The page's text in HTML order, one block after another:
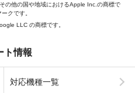
の他の国や地域におけるApple Inc.の商標で
クです。
LLC の商標です。
ト情報
対応機種一覧